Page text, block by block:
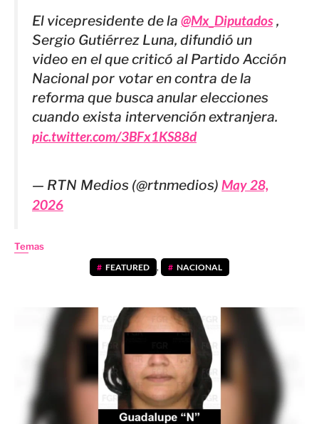
El vicepresidente de la@Mx_Diputados,
Sergio Gutiérrez Luna, difundió un
video en el que criticó al Partido Acción
Nacional por votar en contra de la
reforma que busca anular elecciones
cuando exista intervención extranjera.
pic.twitter.com/3BFx1KS88d
— RTN Medios (@rtnmedios)May 28,
2026
Temas
FEATURED , NACIONAL